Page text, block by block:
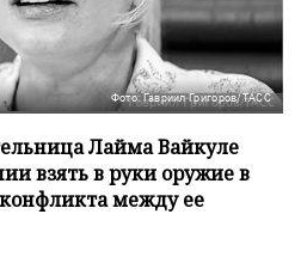
Фото: Гавриил Григоров/ТАСС
Лайма Вайкуле
взять в руки оружие в
между ее